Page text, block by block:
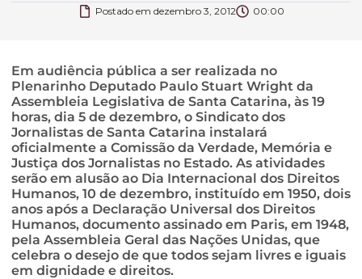
Postado em dezembro 3, 2012 00:00
Em audiência pública a ser realizada no
Plenarinho Deputado Paulo Stuart Wright da
Assembleia Legislativa de Santa Catarina, às 19
horas, dia 5 de dezembro, o Sindicato dos
Jornalistas de Santa Catarina instalará
oficialmente a Comissão da Verdade, Memória e
Justiça dos Jornalistas no Estado. As atividades
serão em alusão ao Dia Internacional dos Direitos
Humanos, 10 de dezembro, instituído em 1950, dois
anos após a Declaração Universal dos Direitos
Humanos, documento assinado em Paris, em 1948,
pela Assembleia Geral das Nações Unidas, que
celebra o desejo de que todos sejam livres e iguais
em dignidade e direitos.